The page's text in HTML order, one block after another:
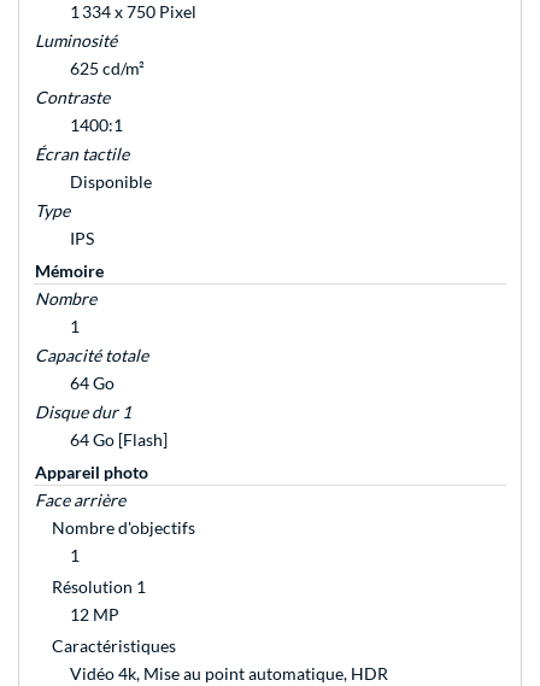
1 334 x 750 Pixel
Luminosité
625 cd/m²
Contraste
1400:1
Écran tactile
Disponible
Type
IPS
Mémoire
Nombre
1
Capacité totale
64 Go
Disque dur 1
64 Go [Flash]
Appareil photo
Face arrière
Nombre d'objectifs
1
Résolution 1
12 MP
Caractéristiques
Vidéo 4k, Mise au point automatique, HDR